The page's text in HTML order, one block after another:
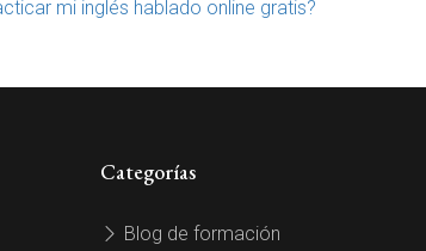
mi inglés hablado online gratis?
Categorías
Blog de formación